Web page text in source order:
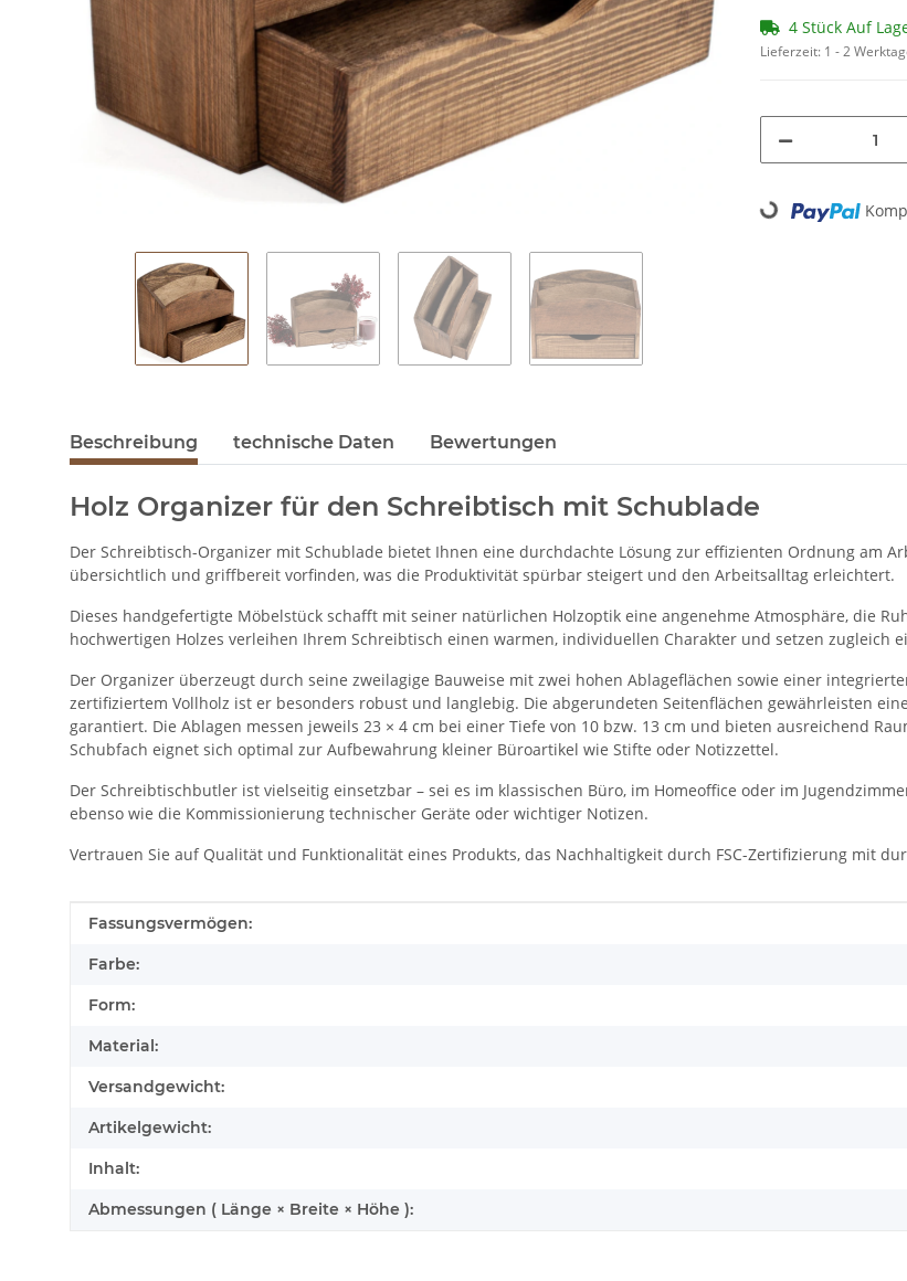
4 Stück Auf
Lieferzeit: 1 - 2
Loading...
Beschreibung technische Daten Bewertungen
Holz Organizer für den Schreibtisch mit Schublade
Der Schreibtisch-Organizer mit Schublade bietet Ihnen eine durchdachte Lösung zur effizienten Ordnung am
übersichtlich und griffbereit vorfinden, was die Produktivität spürbar steigert und den Arbeitsalltag erleichtert.
Dieses handgefertigte Möbelstück schafft mit seiner natürlichen Holzoptik eine angenehme Atmosphäre, die
hochwertigen Holzes verleihen Ihrem Schreibtisch einen warmen, individuellen Charakter und setzen zugleich
Der Organizer überzeugt durch seine zweilagige Bauweise mit zwei hohen Ablageflächen sowie einer
zertifiziertem Vollholz ist er besonders robust und langlebig. Die abgerundeten Seitenflächen gewährleisten
garantiert. Die Ablagen messen jeweils 23 × 4 cm bei einer Tiefe von 10 bzw. 13 cm und bieten ausreichend
Schubfach eignet sich optimal zur Aufbewahrung kleiner Büroartikel wie Stifte oder Notizzettel.
Der Schreibtischbutler ist vielseitig einsetzbar – sei es im klassischen Büro, im Homeoffice oder im
ebenso wie die Kommissionierung technischer Geräte oder wichtiger Notizen.
Vertrauen Sie auf Qualität und Funktionalität eines Produkts, das Nachhaltigkeit durch FSC-Zertifizierung mit
Produkteigenschaft
Wert
Fassungsvermögen:
Farbe:
Form:
Material:
Versandgewicht:
Artikelgewicht:
Inhalt:
Abmessungen ( Länge × Breite × Höhe ):